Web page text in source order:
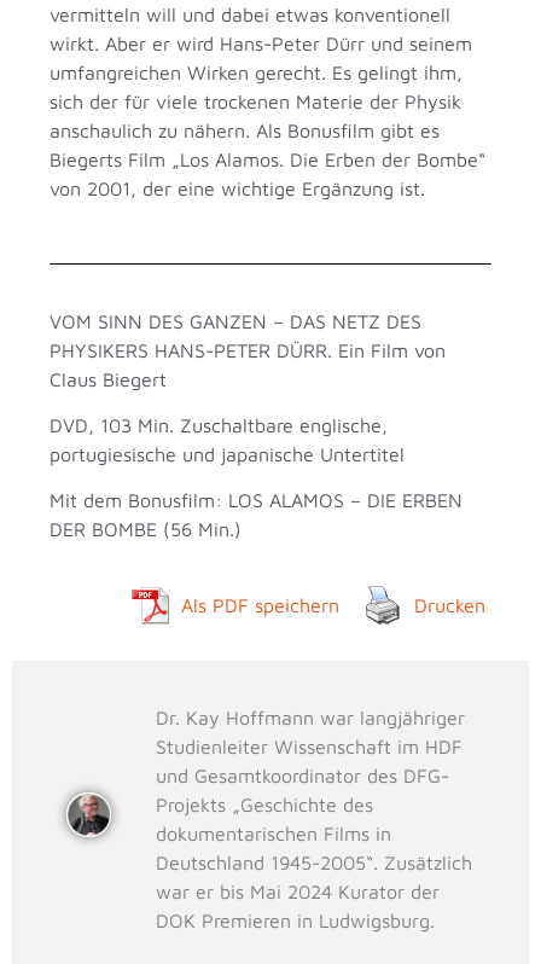
vermitteln will und dabei etwas konventionell
wirkt. Aber er wird Hans-Peter Dürr und seinem
umfangreichen Wirken gerecht. Es gelingt ihm,
sich der für viele trockenen Materie der Physik
anschaulich zu nähern. Als Bonusfilm gibt es
Biegerts Film „Los Alamos. Die Erben der Bombe“
von 2001, der eine wichtige Ergänzung ist.
VOM SINN DES GANZEN – DAS NETZ DES
PHYSIKERS HANS-PETER DÜRR. Ein Film von
Claus Biegert
DVD, 103 Min. Zuschaltbare englische,
portugiesische und japanische Untertitel
Mit dem Bonusfilm: LOS ALAMOS – DIE ERBEN
DER BOMBE (56 Min.)
Als PDF speichern Drucken
Dr. Kay Hoffmann war langjähriger
Studienleiter Wissenschaft im HDF
und Gesamtkoordinator des DFG-
Projekts „Geschichte des
dokumentarischen Films in
Deutschland 1945-2005“. Zusätzlich
war er bis Mai 2024 Kurator der
DOK Premieren in Ludwigsburg.